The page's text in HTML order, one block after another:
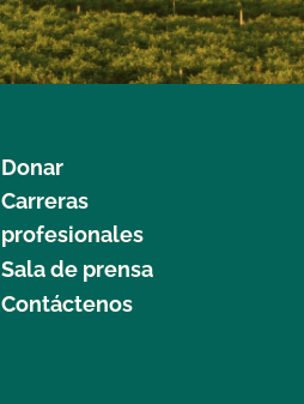
Donar
Carreras
profesionales
Sala de prensa
Contáctenos